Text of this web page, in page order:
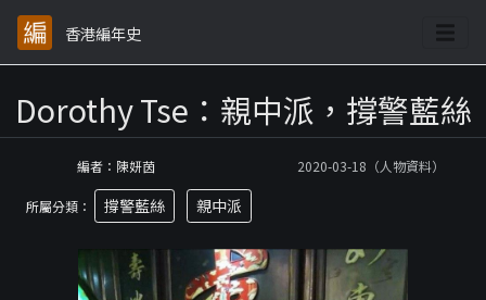
香港編年史
Dorothy Tse：親中派，撐警藍絲
編者：陳妍茵 2020-03-18（人物資料）
所屬分類： 撐警藍絲 親中派